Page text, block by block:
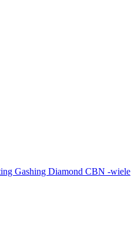
Gashing Diamond CBN -wiele